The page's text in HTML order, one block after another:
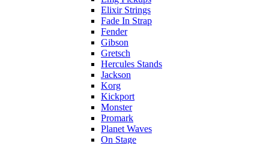
Elixir Strings
Fade In Strap
Fender
Gibson
Gretsch
Hercules Stands
Jackson
Korg
Kickport
Monster
Promark
Planet Waves
On Stage